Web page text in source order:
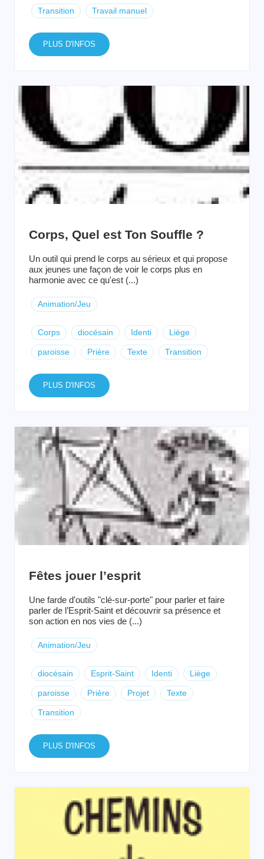
Transition Travail manuel
PLUS D'INFOS
Corps, Quel est Ton Souffle ?
Un outil qui prend le corps au sérieux et qui propose
aux jeunes une façon de voir le corps plus en
harmonie avec ce qu'est (...)
Animation/Jeu
Corps diocésain Identi Liège
paroisse Prière Texte Transition
PLUS D'INFOS
Fêtes jouer l’esprit
Une farde d'outils "clé-sur-porte" pour parler et faire
parler de l’Esprit-Saint et découvrir sa présence et
son action en nos vies de (...)
Animation/Jeu
diocésain Esprit-Saint Identi Liège
paroisse Prière Projet Texte
Transition
PLUS D'INFOS